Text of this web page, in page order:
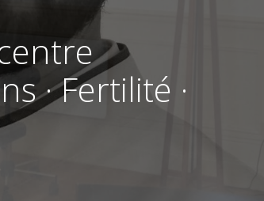
· Fertilité ·